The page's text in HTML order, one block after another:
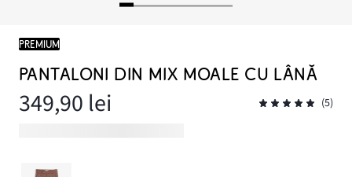
PREMIUM
PANTALONI DIN MIX MOALE CU LÂNĂ
349,90 lei (5)